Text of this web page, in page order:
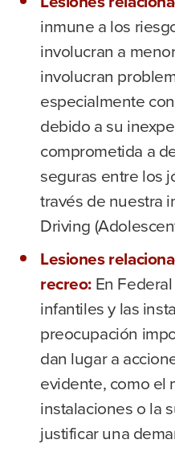
inmune a los
involucran a
involucran
especialmente
debido a su
comprometida a
seguras entre los
través de nuestra
Driving
Lesiones
recreo: En
infantiles y las
preocupación
dan lugar a
evidente, como el
instalaciones o la
justificar una